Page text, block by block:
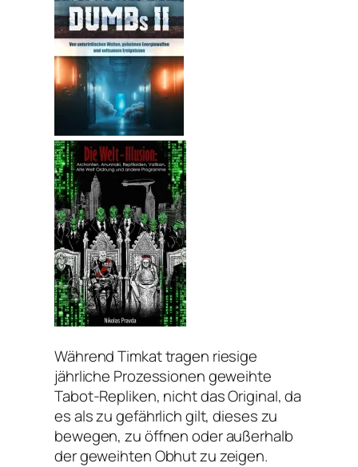
Während Timkat tragen riesige
jährliche Prozessionen geweihte
Tabot-Repliken, nicht das Original, da
es als zu gefährlich gilt, dieses zu
bewegen, zu öffnen oder außerhalb
der geweihten Obhut zu zeigen.